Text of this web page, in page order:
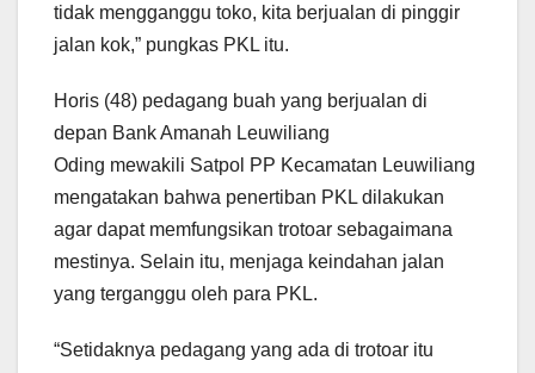
tidak mengganggu toko, kita berjualan di pinggir
jalan kok,” pungkas PKL itu.
Horis (48) pedagang buah yang berjualan di
depan Bank Amanah Leuwiliang
Oding mewakili Satpol PP Kecamatan Leuwiliang
mengatakan bahwa penertiban PKL dilakukan
agar dapat memfungsikan trotoar sebagaimana
mestinya. Selain itu, menjaga keindahan jalan
yang terganggu oleh para PKL.
“Setidaknya pedagang yang ada di trotoar itu